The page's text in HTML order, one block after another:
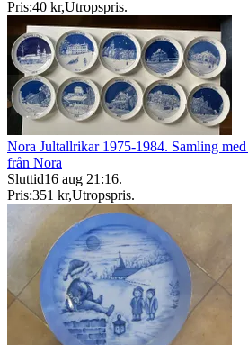
Pris:40 kr,Utropspris.
Nora Jultallrikar 1975-1984. Samling
från Nora
Sluttid16 aug 21:16.
Pris:351 kr,Utropspris.